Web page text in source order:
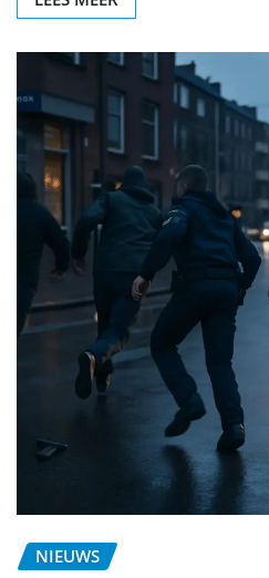
NIEUWS